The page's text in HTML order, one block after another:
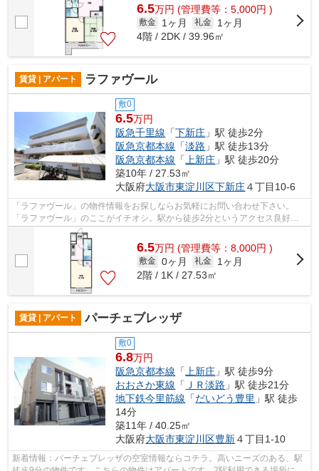
6.5万円 (管理費等：5,000円 )
敷金 1ヶ月 礼金
1ヶ月
4階 / 2DK / 39.96㎡
賃貸 | アパート ラファヴール
敷0
6.5万円
阪急千里線 「下新庄 」駅 徒歩2分
阪急京都本線 「淡路 」駅 徒歩13分
阪急京都本線 「 上新庄 」駅 徒歩20分
築10年 / 27.53㎡
大阪府大阪市東淀川区下新庄４丁目10-6
「ラファヴール」の物件情報をお探しならお気軽にお問い合わせ下さい。
「ラファヴール」のここがイチオシ。駅から徒歩2分というアクセス良好な
駅近物件はいかがですか。こちらの物件は...
6.5万円 (管理費等：8,000円 )
敷金 0ヶ月 礼金
1ヶ月
2階 / 1K / 27.53㎡
賃貸 | アパート パーチェブレッザ
敷0
6.8万円
阪急京都本線 「 上新庄 」駅 徒歩9分
おおさか東線 「 ＪＲ淡路 」駅 徒歩21分
地下鉄今里筋線 「だいどう豊里 」駅 徒歩
14分
築11年 / 40.25㎡
大阪府大阪市東淀川区豊新４丁目1-10
新着情報：パーチェブレッザの空室情報ならコチラ。高いニーズのある、駅